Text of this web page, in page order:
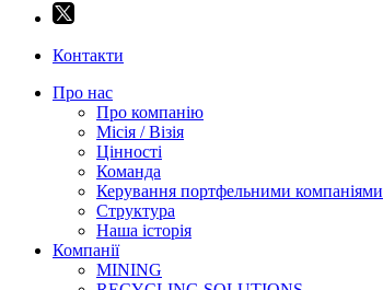
Контакти
Про нас
Про компанію
Місія / Візія
Цінності
Команда
Керування портфельними компаніями
Структура
Наша історія
Компанії
MINING